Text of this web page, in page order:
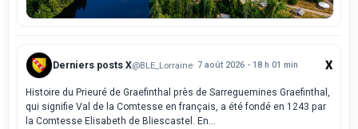
Derniers posts X@BLE_Lorraine· 7 août 2026 - 18 h 01 min X
Histoire du Prieuré de Graefinthal près de Sarreguemines Graefinthal,
qui signifie Val de la Comtesse en français, a été fondé en 1243 par
la Comtesse Elisabeth de Bliescastel. En...